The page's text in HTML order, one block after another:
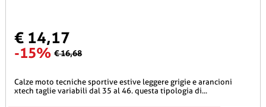
€ 14,17
-15% € 16,68
calze moto tecniche sportive estive leggere grigie e arancioni
xtech taglie variabili dal 35 al 46. questa tipologia di...